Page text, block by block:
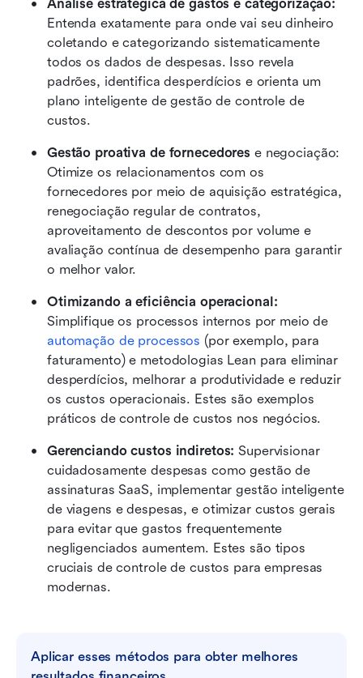
Análise estratégica de gastos e categorização:
Entenda exatamente para onde vai seu dinheiro
coletando e categorizando sistematicamente
todos os dados de despesas. Isso revela
padrões, identifica desperdícios e orienta um
plano inteligente de gestão de controle de
custos.
Gestão proativa de fornecedores e negociação:
Otimize os relacionamentos com os
fornecedores por meio de aquisição estratégica,
renegociação regular de contratos,
aproveitamento de descontos por volume e
avaliação contínua de desempenho para garantir
o melhor valor.
Otimizando a eficiência operacional:
automação de processos (por exemplo, para
faturamento) e metodologias Lean para eliminar
desperdícios, melhorar a produtividade e reduzir
os custos operacionais. Estes são exemplos
práticos de controle de custos nos negócios.
Gerenciando custos indiretos: Supervisionar
cuidadosamente despesas como gestão de
assinaturas SaaS, implementar gestão inteligente
de viagens e despesas, e otimizar custos gerais
para evitar que gastos frequentemente
negligenciados aumentem. Estes são tipos
cruciais de controle de custos para empresas
modernas.
Aplicar esses métodos para obter melhores